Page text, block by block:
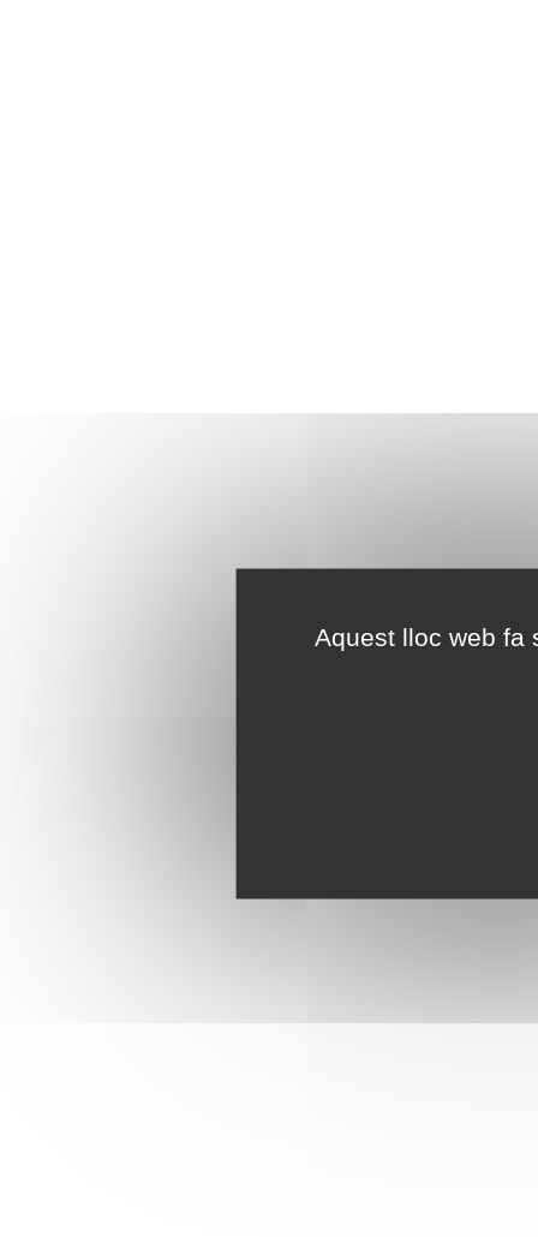
Aquest lloc web fa